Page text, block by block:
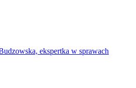
ekspertka w sprawach